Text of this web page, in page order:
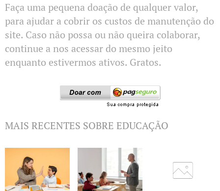
Faça uma pequena doação de qualquer valor,
para ajudar a cobrir os custos de manutenção do
site. Caso não possa ou não queira colaborar,
continue a nos acessar do mesmo jeito
enquanto estivermos ativos. Gratos.
MAIS RECENTES SOBRE EDUCAÇÃO